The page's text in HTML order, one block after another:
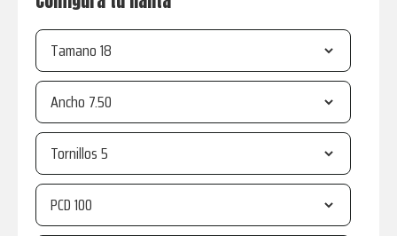
Tamano
Ancho
Tornillos
PCD